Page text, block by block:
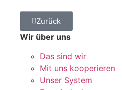
Zurück
Wir über uns
Das sind wir
Mit uns kooperieren
Unser System